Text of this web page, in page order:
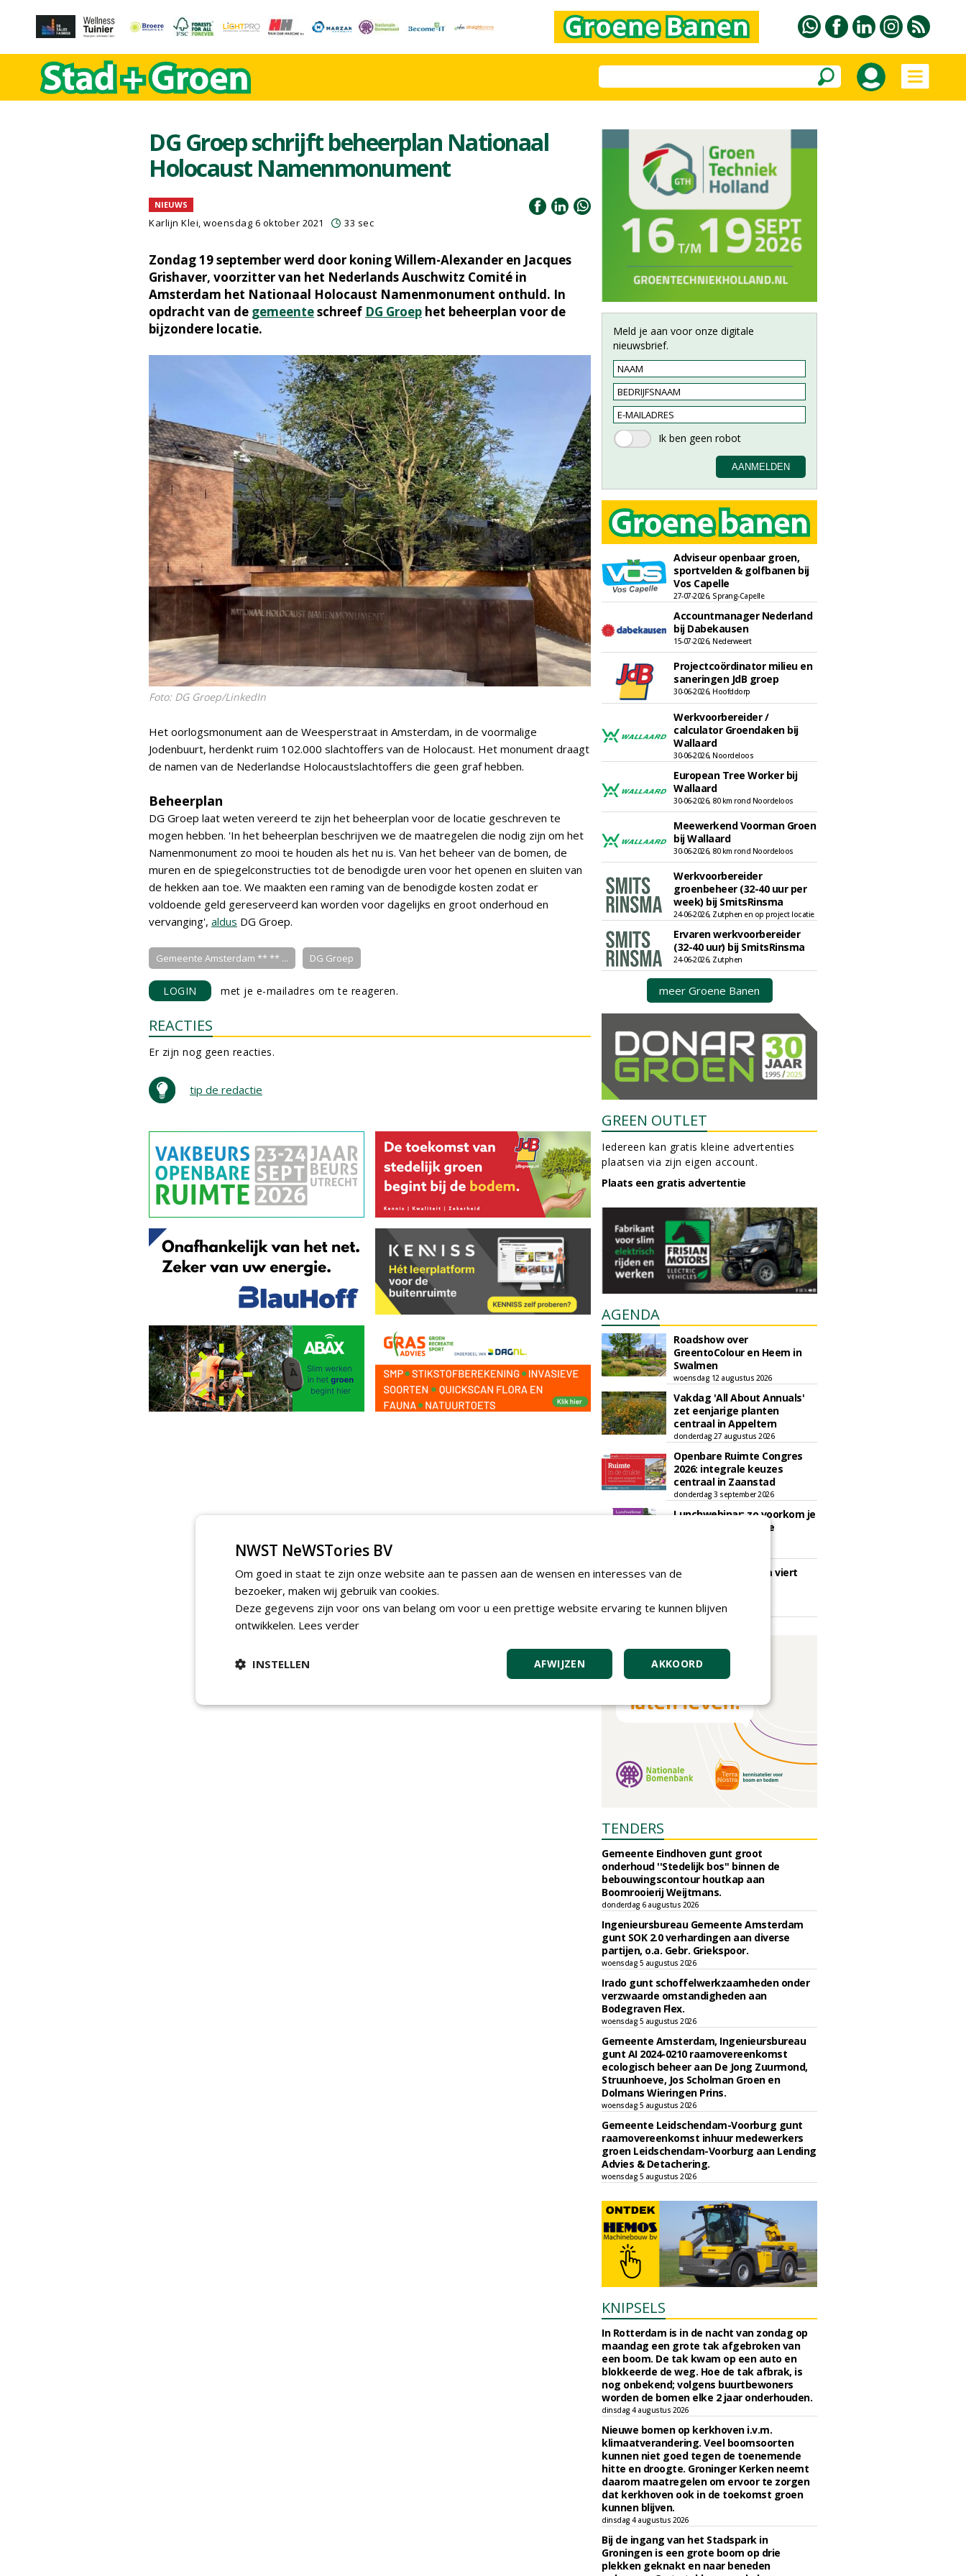
DG Groep schrijft beheerplan Nationaal
Holocaust Namenmonument
NIEUWS
Karlijn Klei, woensdag 6 oktober 2021 33 sec
Zondag 19 september werd door koning Willem-Alexander en Jacques
Grishaver, voorzitter van het Nederlands Auschwitz Comité in
Amsterdam het Nationaal Holocaust Namenmonument onthuld. In
opdracht van de gemeenteschreef DG Groep het beheerplan voor de
bijzondere locatie.
Foto: DG Groep/LinkedIn
Het oorlogsmonument aan de Weesperstraat in Amsterdam, in de voormalige
Jodenbuurt, herdenkt ruim 102.000 slachtoffers van de Holocaust. Het monument draagt
de namen van de Nederlandse Holocaustslachtoffers die geen graf hebben.
Beheerplan
DG Groep laat weten vereerd te zijn het beheerplan voor de locatie geschreven te
mogen hebben. 'In het beheerplan beschrijven we de maatregelen die nodig zijn om het
Namenmonument zo mooi te houden als het nu is. Van het beheer van de bomen, de
muren en de spiegelconstructies tot de benodigde uren voor het openen en sluiten van
de hekken aan toe. We maakten een raming van de benodigde kosten zodat er
voldoende geld gereserveerd kan worden voor dagelijks en groot onderhoud en
vervanging', aldus DG Groep.
Gemeente Amsterdam ** ** ... DG Groep
LOGIN met je e-mailadres om te reageren.
REACTIES
Er zijn nog geen reacties.
tip de redactie
Meld je aan voor onze digitale
nieuwsbrief.
Adviseur openbaar groen,
sportvelden & golfbanen bij
Vos Capelle
27-07-2026, Sprang-Capelle
Accountmanager Nederland
bij Dabekausen
15-07-2026, Nederweert
Projectcoördinator milieu en
saneringen JdB groep
30-06-2026, Hoofddorp
Werkvoorbereider /
calculator Groendaken bij
Wallaard
30-06-2026, Noordeloos
European Tree Worker bij
Wallaard
30-06-2026, 80 km rond Noordeloos
Meewerkend Voorman Groen
bij Wallaard
30-06-2026, 80 km rond Noordeloos
Werkvoorbereider
groenbeheer (32-40 uur per
week) bij SmitsRinsma
24-06-2026, Zutphen en op project locatie
Ervaren werkvoorbereider
(32-40 uur) bij SmitsRinsma
24-06-2026, Zutphen
meer Groene Banen
GREEN OUTLET
Iedereen kan gratis kleine advertenties
plaatsen via zijn eigen account.
Plaats een gratis advertentie
AGENDA
Roadshow over
GreentoColour en Heem in
Swalmen
woensdag 12 augustus 2026
Vakdag 'All About Annuals'
zet eenjarige planten
centraal in Appeltern
donderdag 27 augustus 2026
Openbare Ruimte Congres
2026: integrale keuzes
centraal in Zaanstad
donderdag 3 september 2026
Lunchwebinar: zo voorkom je
dat natuurinclusieve
Rooftop Symposium viert
vrijdag 18 september 2026
TENDERS
Gemeente Eindhoven gunt groot
onderhoud ''Stedelijk bos'' binnen de
bebouwingscontour houtkap aan
Boomrooierij Weijtmans.
donderdag 6 augustus 2026
Ingenieursbureau Gemeente Amsterdam
gunt SOK 2.0 verhardingen aan diverse
partijen, o.a. Gebr. Griekspoor.
woensdag 5 augustus 2026
Irado gunt schoffelwerkzaamheden onder
verzwaarde omstandigheden aan
Bodegraven Flex.
woensdag 5 augustus 2026
Gemeente Amsterdam, Ingenieursbureau
gunt AI 2024-0210 raamovereenkomst
ecologisch beheer aan De Jong Zuurmond,
Struunhoeve, Jos Scholman Groen en
Dolmans Wieringen Prins.
woensdag 5 augustus 2026
Gemeente Leidschendam-Voorburg gunt
raamovereenkomst inhuur medewerkers
groen Leidschendam-Voorburg aan Lending
Advies & Detachering.
woensdag 5 augustus 2026
KNIPSELS
In Rotterdam is in de nacht van zondag op
maandag een grote tak afgebroken van
een boom. De tak kwam op een auto en
blokkeerde de weg. Hoe de tak afbrak, is
nog onbekend; volgens buurtbewoners
worden de bomen elke 2 jaar onderhouden.
dinsdag 4 augustus 2026
Nieuwe bomen op kerkhoven i.v.m.
klimaatverandering. Veel boomsoorten
kunnen niet goed tegen de toenemende
hitte en droogte. Groninger Kerken neemt
daarom maatregelen om ervoor te zorgen
dat kerkhoven ook in de toekomst groen
kunnen blijven.
dinsdag 4 augustus 2026
Bij de ingang van het Stadspark in
Groningen is een grote boom op drie
plekken geknakt en naar beneden
NWST NeWSTories BV
Om goed in staat te zijn onze website aan te passen aan de wensen en interesses van de
bezoeker, maken wij gebruik van cookies.
Deze gegevens zijn voor ons van belang om voor u een prettige website ervaring te kunnen blijven
ontwikkelen. Lees verder
AKKOORD
AFWIJZEN
INSTELLEN